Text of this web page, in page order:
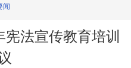
闻
法宣传教育培训